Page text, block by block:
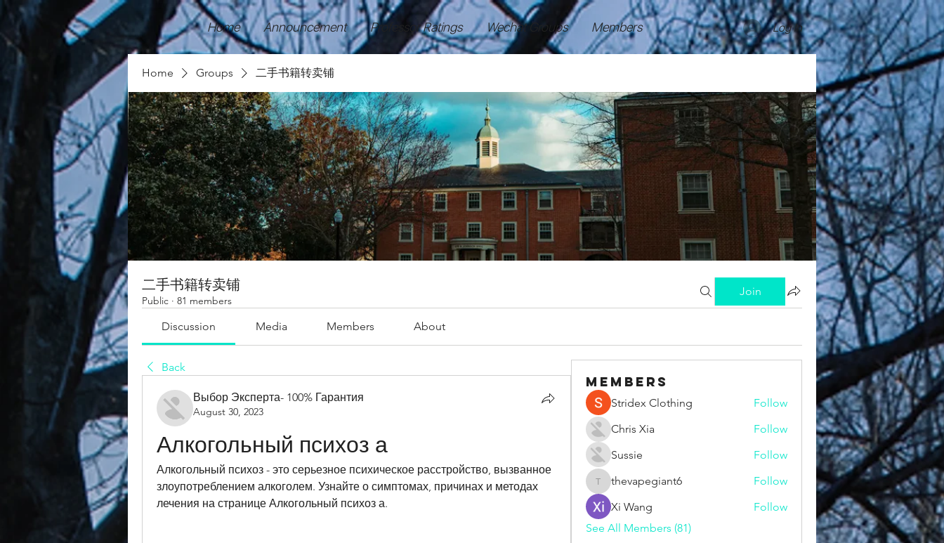
Home Announcement Professor Ratings Wechat Groups Members Log In
Home Groups 二手书籍转卖铺
二手书籍转卖铺
Public · 81 members
Join
Discussion Media Members About
Back
Выбор Эксперта- 100% Гарантия
August 30, 2023
Алкогольный психоз а
Алкогольный психоз - это серьезное психическое расстройство, вызванное
злоупотреблением алкоголем. Узнайте о симптомах, причинах и методах
лечения на странице Алкогольный психоз а.
Members
Stridex Clothing
Follow
Chris Xia
Follow
Sussie
Follow
thevapegiant6
thevapegiant6
Follow
Xi Wang
Follow
See All Members (81)